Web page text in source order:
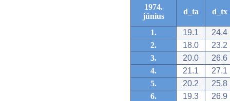
1974.
június
d_ta d_tx
1. 19.1
24.4
2.
18.0
23.2
3.
20.0
26.6
4.
21.1
27.1
5.
20.2
25.8
6.
19.3
26.9